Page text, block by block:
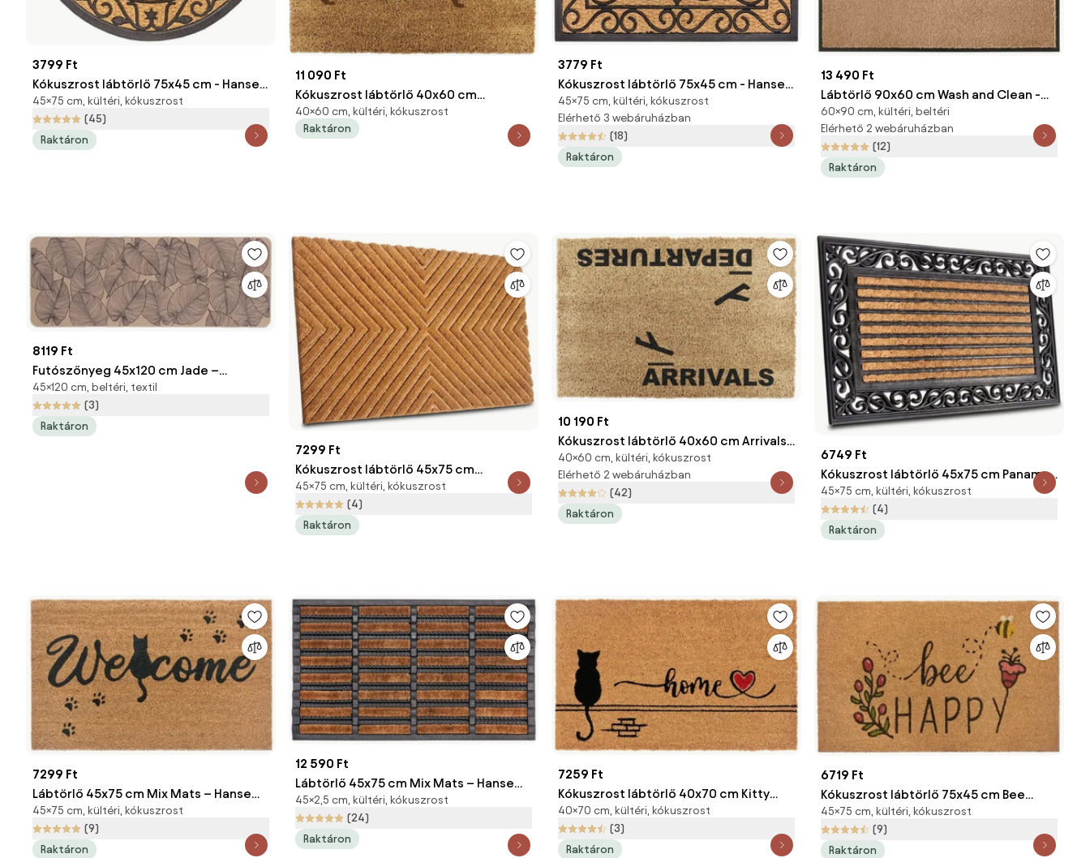
3799 Ft
Kókuszrost lábtörlő 75x45 cm - Hanse
Home
45×75 cm, kültéri, kókuszrost
(45)
Raktáron
11 090 Ft
Kókuszrost lábtörlő 40x60 cm
Welcome Sausage Dog – Artsy
Doormats
40×60 cm, kültéri, kókuszrost
Raktáron
3779 Ft
Kókuszrost lábtörlő 75x45 cm - Hanse
Home
45×75 cm, kültéri, kókuszrost
Elérhető 3 webáruházban
(18)
Raktáron
13 490 Ft
Lábtörlő 90x60 cm Wash and Clean -
Hanse Home
60×90 cm, kültéri, beltéri
Elérhető 2 webáruházban
(12)
Raktáron
8119 Ft
Futószőnyeg 45x120 cm Jade –
douceur d'intérieur
45×120 cm, beltéri, textil
(3)
Raktáron
7299 Ft
Kókuszrost lábtörlő 45x75 cm
Geometric – Hanse Home
45×75 cm, kültéri, kókuszrost
(4)
Raktáron
10 190 Ft
Kókuszrost lábtörlő 40x60 cm Arrivals
and Departures – Artsy Doormats
40×60 cm, kültéri, kókuszrost
Elérhető 2 webáruházban
(42)
Raktáron
6749 Ft
Kókuszrost lábtörlő 45x75 cm Panama
– Hanse Home
45×75 cm, kültéri, kókuszrost
(4)
Raktáron
7299 Ft
Lábtörlő 45x75 cm Mix Mats – Hanse
Home
45×75 cm, kültéri, kókuszrost
(9)
Raktáron
12 590 Ft
Lábtörlő 45x75 cm Mix Mats – Hanse
Home
45×2,5 cm, kültéri, kókuszrost
(24)
Raktáron
7259 Ft
Kókuszrost lábtörlő 40x70 cm Kitty
Home – Hanse Home
40×70 cm, kültéri, kókuszrost
(3)
Raktáron
6719 Ft
Kókuszrost lábtörlő 75x45 cm Bee
Happy - Hanse Home
45×75 cm, kültéri, kókuszrost
(9)
Raktáron